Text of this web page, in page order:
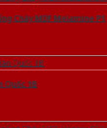
Cháy MDF Melamine P1
Quốc 1B